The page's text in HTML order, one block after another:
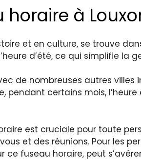
à
et en culture, se trouve
d’été, ce qui simplifie la
de nombreuses autres villes
pendant certains mois,
est cruciale pour toute
et des réunions. Pour les
fuseau horaire, peut